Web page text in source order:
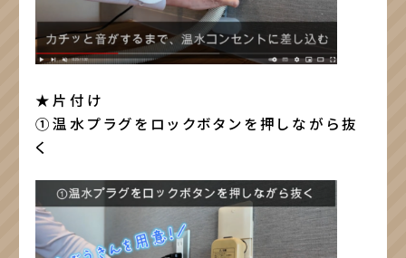
★片付け
①温水プラグをロックボタンを押しながら抜
く